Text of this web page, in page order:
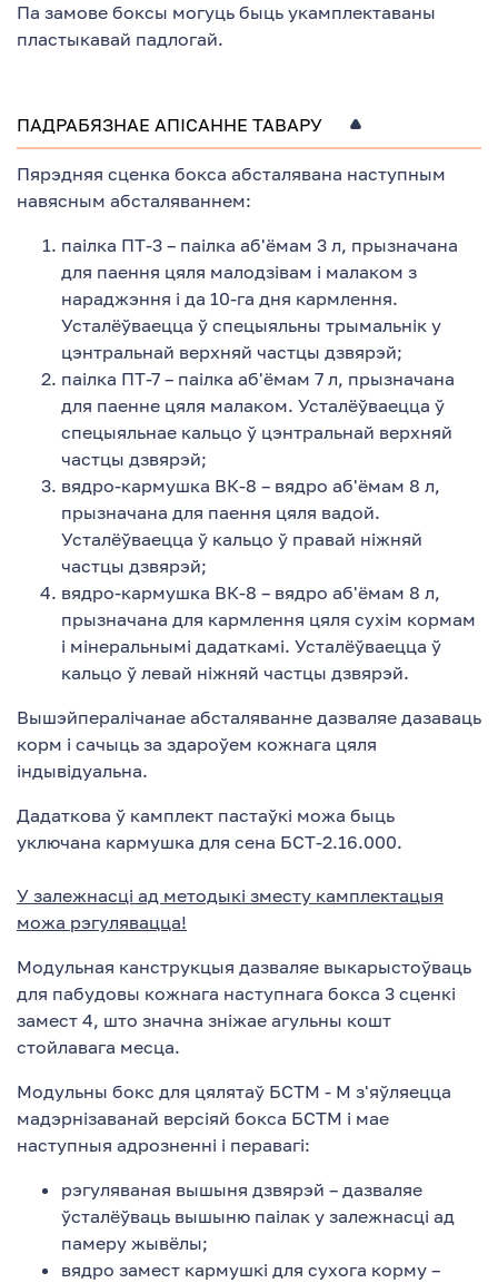
Па замове боксы могуць быць укамплектаваны
пластыкавай падлогай.
ПАДРАБЯЗНАЕ АПІСАННЕ ТАВАРУ
Пярэдняя сценка бокса абсталявана наступным
навясным абсталяваннем:
паілка ПТ-3 – паілка аб'ёмам 3 л, прызначана
для паення цяля малодзівам і малаком з
нараджэння і да 10-га дня кармлення.
Усталёўваецца ў спецыяльны трымальнік у
цэнтральнай верхняй частцы дзвярэй;
паілка ПТ-7 – паілка аб'ёмам 7 л, прызначана
для паенне цяля малаком. Усталёўваецца ў
спецыяльнае кальцо ў цэнтральнай верхняй
частцы дзвярэй;
вядро-кармушка ВК-8 – вядро аб'ёмам 8 л,
прызначана для паення цяля вадой.
Усталёўваецца ў кальцо ў правай ніжняй
частцы дзвярэй;
вядро-кармушка ВК-8 – вядро аб'ёмам 8 л,
прызначана для кармлення цяля сухім кормам
і мінеральнымі дадаткамі. Усталёўваецца ў
кальцо ў левай ніжняй частцы дзвярэй.
Вышэйпералічанае абсталяванне дазваляе дазаваць
корм і сачыць за здароўем кожнага цяля
індывідуальна.
Дадаткова ў камплект пастаўкі можа быць
уключана кармушка для сена БСТ-2.16.000.
У залежнасці ад методыкі зместу камплектацыя
можа рэгулявацца!
Модульная канструкцыя дазваляе выкарыстоўваць
для пабудовы кожнага наступнага бокса 3 сценкі
замест 4, што значна зніжае агульны кошт
стойлавага месца.
Модульны бокс для цялятаў БСТМ - М з'яўляецца
мадэрнізаванай версіяй бокса БСТМ і мае
наступныя адрозненні і перавагі:
рэгуляваная вышыня дзвярэй – дазваляе
ўсталёўваць вышыню паілак у залежнасці ад
памеру жывёлы;
вядро замест кармушкі для сухога корму –